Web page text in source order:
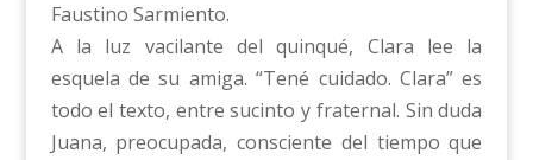
Faustino Sarmiento.
A la luz vacilante del quinqué, Clara lee la
esquela de su amiga. “Tené cuidado. Clara” es
todo el texto, entre sucinto y fraternal. Sin duda
Juana, preocupada, consciente del tiempo que